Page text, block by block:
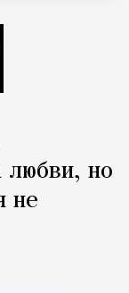
любви, но
не